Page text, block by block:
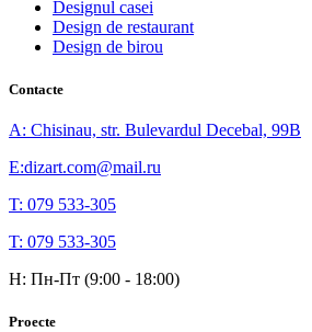
Designul casei
Design de restaurant
Design de birou
Contacte
A: Chisinau, str. Bulevardul Decebal, 99B
E:dizart.com@mail.ru
T: 079 533-305
T: 079 533-305
H: Пн-Пт (9:00 - 18:00)
Proecte